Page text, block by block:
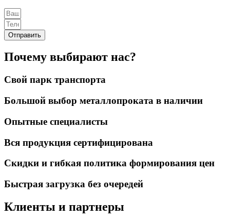
Отправить
Почему выбирают нас?
Свой парк транспорта
Большой выбор металлопроката в наличии
Опытные специалисты
Вся продукция сертифицирована
Скидки и гибкая политика формирования цен
Быстрая загрузка без очередей
Клиенты и партнеры